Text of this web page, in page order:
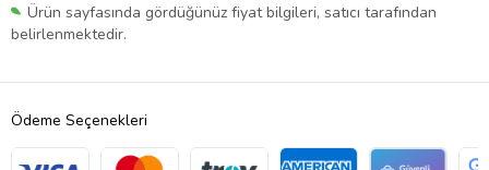
Ürün sayfasında gördüğünüz fiyat bilgileri, satıcı tarafından
belirlenmektedir.
Ödeme Seçenekleri